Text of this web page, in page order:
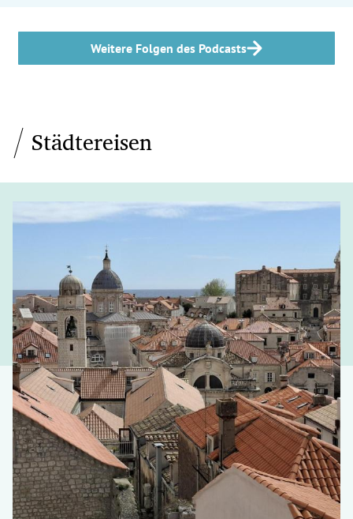
Weitere Folgen des Podcasts
Städtereisen